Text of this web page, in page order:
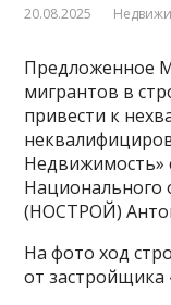
20.08.2025
Предложенное
мигрантов в
привести к
Недвижимость»
Национального
(НОСТРОЙ)
На фото ход
от застройщика